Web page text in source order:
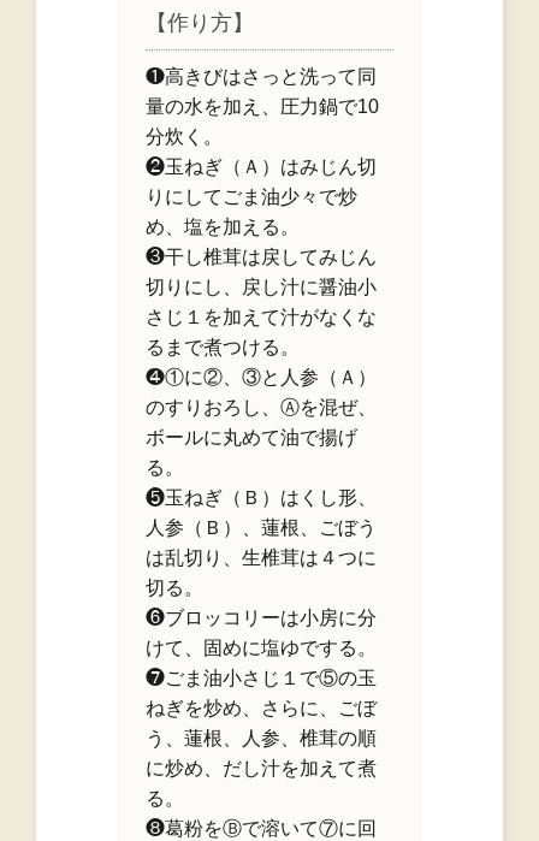
【作り方】
❶高きびはさっと洗って同
量の水を加え、圧力鍋で10
分炊く。
❷玉ねぎ（Ａ）はみじん切
りにしてごま油少々で炒
め、塩を加える。
❸干し椎茸は戻してみじん
切りにし、戻し汁に醤油小
さじ１を加えて汁がなくな
るまで煮つける。
❹①に②、③と人参（Ａ）
のすりおろし、Ⓐを混ぜ、
ボールに丸めて油で揚げ
る。
❺玉ねぎ（Ｂ）はくし形、
人参（Ｂ）、蓮根、ごぼう
は乱切り、生椎茸は４つに
切る。
❻ブロッコリーは小房に分
けて、固めに塩ゆでする。
❼ごま油小さじ１で⑤の玉
ねぎを炒め、さらに、ごぼ
う、蓮根、人参、椎茸の順
に炒め、だし汁を加えて煮
る。
❽葛粉をⒷで溶いて⑦に回